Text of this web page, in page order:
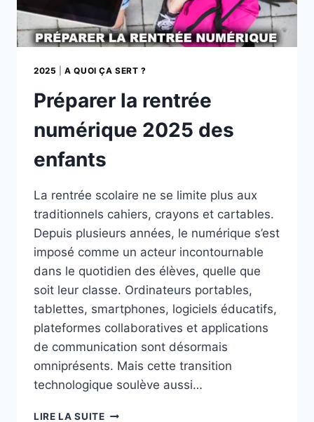
2025 |A QUOI ÇA SERT ?
Préparer la rentrée
numérique 2025 des
enfants
La rentrée scolaire ne se limite plus aux
traditionnels cahiers, crayons et cartables.
Depuis plusieurs années, le numérique s’est
imposé comme un acteur incontournable
dans le quotidien des élèves, quelle que
soit leur classe. Ordinateurs portables,
tablettes, smartphones, logiciels éducatifs,
plateformes collaboratives et applications
de communication sont désormais
omniprésents. Mais cette transition
technologique soulève aussi…
LIRE LA SUITEPRÉPARER